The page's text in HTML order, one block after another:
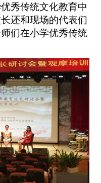
秀传统文化教育中
还和现场的代表们
们在小学优秀传统